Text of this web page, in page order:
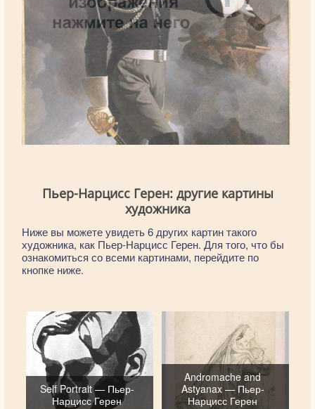
Пьер-Нарцисс Герен: другие картины
художника
Ниже вы можете увидеть 6 других картин такого
художника, как Пьер-Нарцисс Герен. Для того, что бы
ознакомиться со всеми картинами, перейдите по
кнопке ниже.
Self Portrait — Пьер-
Нарцисс Герен
Andromache and
Astyanax — Пьер-
Нарцисс Герен